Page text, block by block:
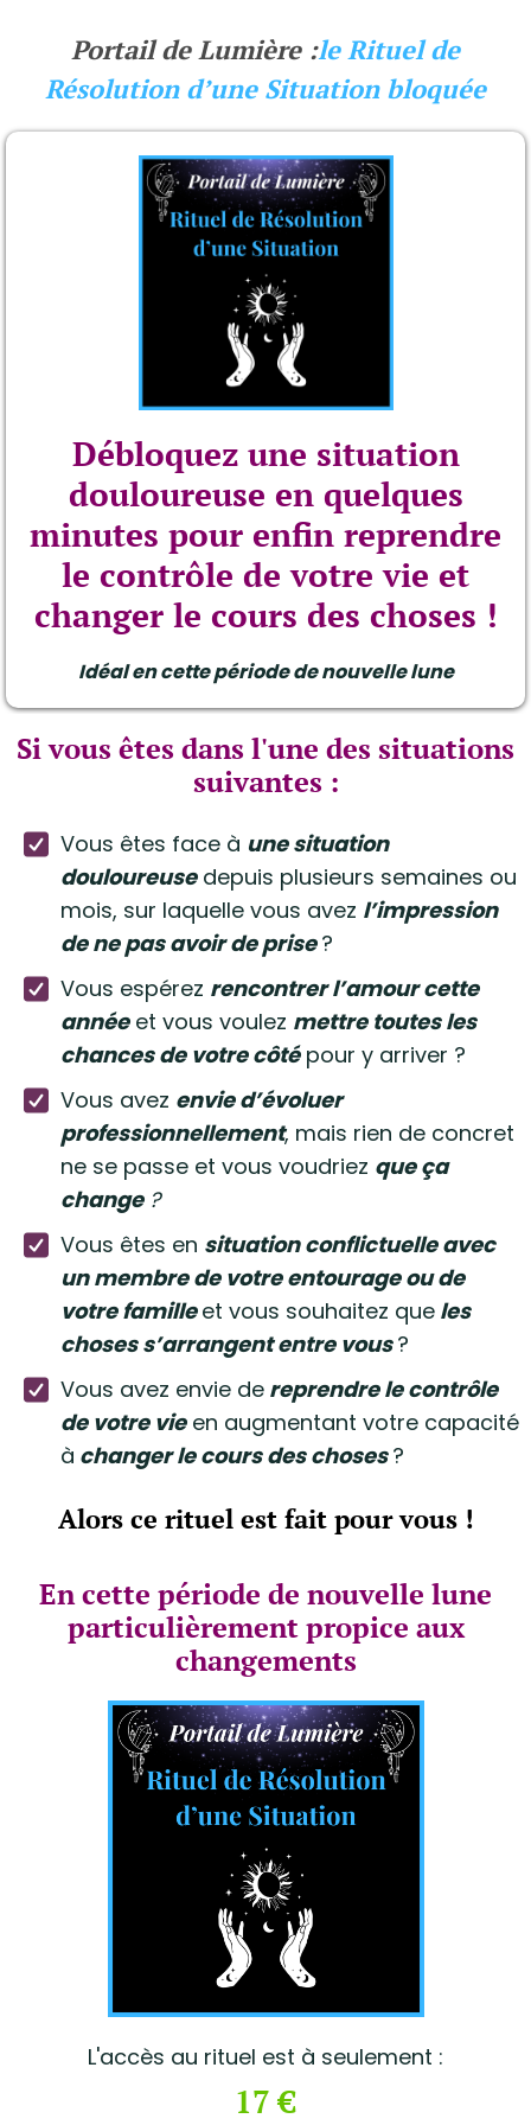
Portail de Lumière :le Rituel de
Résolution d’une Situation bloquée
Débloquez une situation
douloureuse en quelques
minutes pour enfin reprendre
le contrôle de votre vie et
changer le cours des choses !
Idéal en cette période de nouvelle lune
Si vous êtes dans l'une des situations
suivantes :
Vous êtes face à une situation
douloureusedepuis plusieurs semaines ou
mois, sur laquelle vous avez l’impression
de ne pas avoir de prise?
Vous espérez rencontrer l’amour cette
annéeet vous voulez mettre toutes les
chances de votre côtépour y arriver ?
Vous avez envie d’évoluer
professionnellement, mais rien de concret
ne se passe et vous voudriez que ça
change?
Vous êtes en situation conflictuelle avec
un membre de votre entourage ou de
votre familleet vous souhaitez que les
choses s’arrangent entre vous?
Vous avez envie de reprendre le contrôle
de votre vieen augmentant votre capacité
à changer le cours des choses?
Alors ce rituel est fait pour vous !
En cette période de nouvelle lune
particulièrement propice aux
changements
L'accès au rituel est à seulement :
17 €